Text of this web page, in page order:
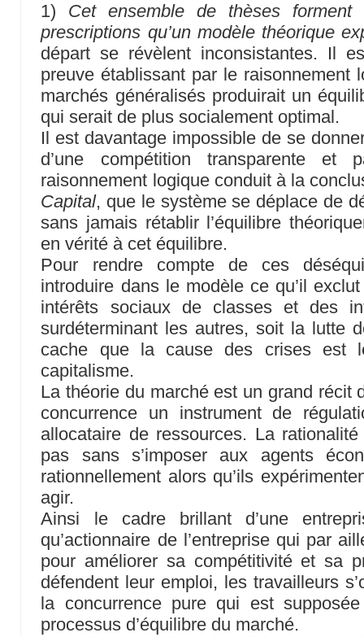
1) Cet ensemble de thèses
prescriptions qu’un modèle théorique
départ se révèlent inconsistantes. Il
preuve établissant par le raisonnement
marchés généralisés produirait un
qui serait de plus socialement optimal.
Il est davantage impossible de se
d’une compétition transparente et
raisonnement logique conduit à la
Capital, que le système se déplace de
sans jamais rétablir l’équilibre
en vérité à cet équilibre.
Pour rendre compte de ces
introduire dans le modèle ce qu’il
intérêts sociaux de classes et des
surdéterminant les autres, soit la lutte
cache que la cause des crises est
capitalisme.
La théorie du marché est un grand récit
concurrence un instrument de
allocataire de ressources. La
pas sans s’imposer aux agents
rationnellement alors qu’ils
agir.
Ainsi le cadre brillant d’une
qu’actionnaire de l’entreprise qui par
pour améliorer sa compétitivité et sa
défendent leur emploi, les travailleurs
la concurrence pure qui est
processus d’équilibre du marché.